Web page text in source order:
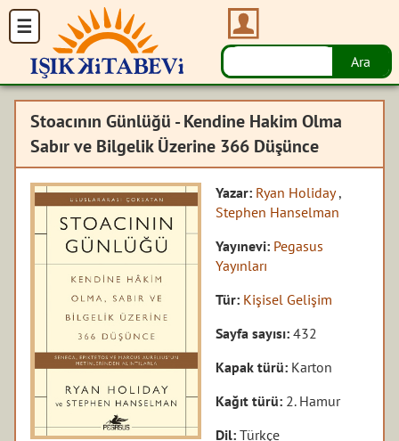
Stoacının Günlüğü - Kendine Hakim Olma
Sabır ve Bilgelik Üzerine 366 Düşünce
Yazar: Ryan Holiday,
Stephen Hanselman
Yayınevi: Pegasus
Yayınları
Tür: Kişisel Gelişim
Sayfa sayısı:432
Kapak türü: Karton
Kağıt türü: 2. Hamur
Dil:Türkçe